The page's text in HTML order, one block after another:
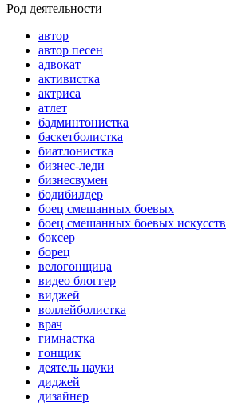
Род деятельности
автор
автор песен
адвокат
активистка
актриса
атлет
бадминтонистка
баскетболистка
биатлонистка
бизнес-леди
бизнесвумен
бодибилдер
боец смешанных боевых
боец смешанных боевых искусств
боксер
борец
велогонщица
видео блоггер
виджей
воллейболистка
врач
гимнастка
гонщик
деятель науки
диджей
дизайнер